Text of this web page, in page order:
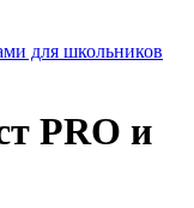
для школьников
PRO и